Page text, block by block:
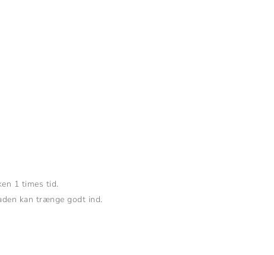
1 times tid.
kan trænge godt ind.